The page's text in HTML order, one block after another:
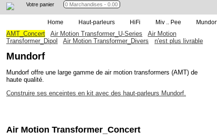
Votre panier
Home Haut-parleurs HiFi Miv .. Pee
AMT_Concert Air Motion Transformer_U-Series
Air Motion
Transformer_Dipol
Air Motion Transformer_Divers n'est plus livrable
Mundorf
Mundorf offre une large gamme de air motion transformers (AMT) de
haute qualité.
Construire ses enceintes en kit avec des haut-parleurs Mundorf.
Air Motion Transformer_Concert